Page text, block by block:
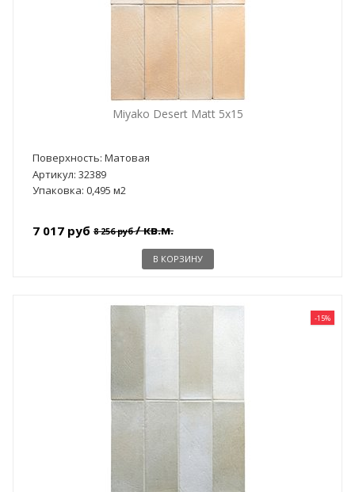
Miyako Desert Matt 5x15
Поверхность: Матовая
Артикул: 32389
Упаковка: 0,495 м2
7 017 руб 8 256 руб/ кв.м.
В КОРЗИНУ
-15%